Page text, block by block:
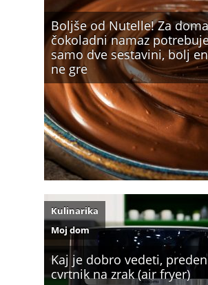
Boljše od Nutelle! Za
čokoladni namaz
samo dve sestavini, bolj
ne gre
Kaj je dobro vedeti,
cvrtnik na zrak (air fryer)
Kulinarika
Moj dom